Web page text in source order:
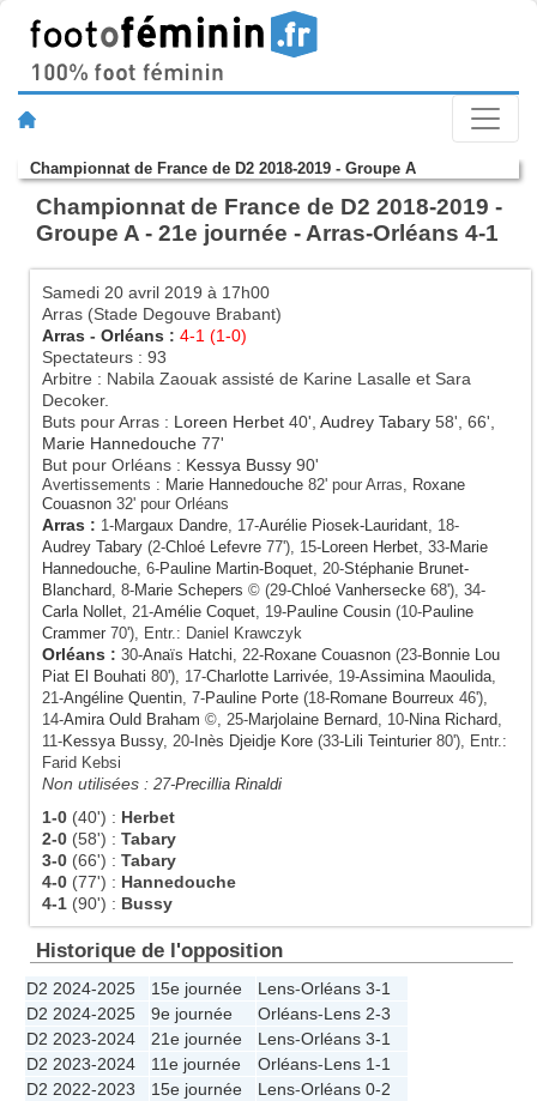
Championnat de France de D2 2018-2019 - Groupe A
Championnat de France de D2 2018-2019 -
Groupe A - 21e journée - Arras-Orléans 4-1
Samedi 20 avril 2019 à 17h00
Arras (Stade Degouve Brabant)
Arras - Orléans : 4-1 (1-0)
Spectateurs : 93
Arbitre : Nabila Zaouak assisté de Karine Lasalle et Sara
Decoker.
Buts pour Arras : Loreen Herbet 40', Audrey Tabary 58', 66',
Marie Hannedouche 77'
But pour Orléans : Kessya Bussy 90'
Avertissements : Marie Hannedouche 82' pour Arras, Roxane
Couasnon 32' pour Orléans
Arras : 1-Margaux Dandre, 17-Aurélie Piosek-Lauridant, 18-
Audrey Tabary (2-Chloé Lefevre 77'), 15-Loreen Herbet, 33-Marie
Hannedouche, 6-Pauline Martin-Boquet, 20-Stéphanie Brunet-
Blanchard, 8-Marie Schepers © (29-Chloé Vanhersecke 68'), 34-
Carla Nollet, 21-Amélie Coquet, 19-Pauline Cousin (10-Pauline
Crammer 70'), Entr.: Daniel Krawczyk
Orléans : 30-Anaïs Hatchi, 22-Roxane Couasnon (23-Bonnie Lou
Piat El Bouhati 80'), 17-Charlotte Larrivée, 19-Assimina Maoulida,
21-Angéline Quentin, 7-Pauline Porte (18-Romane Bourreux 46'),
14-Amira Ould Braham ©, 25-Marjolaine Bernard, 10-Nina Richard,
11-Kessya Bussy, 20- Inès Djeidje Kore (33-Lili Teinturier 80'), Entr.:
Farid Kebsi
Non utilisées : 27-Precillia Rinaldi
1-0 (40') : Herbet
2-0 (58') : Tabary
3-0 (66') : Tabary
4-0 (77') : Hannedouche
4-1 (90') : Bussy
Historique de l'opposition
D2 2024-2025 15e journée Lens-Orléans 3-1
D2 2024-2025
9e journée Orléans-Lens 2-3
D2 2023-2024
21e journée Lens-Orléans 3-1
D2 2023-2024
11e journée Orléans-Lens 1-1
D2 2022-2023
15e journée Lens-Orléans 0-2